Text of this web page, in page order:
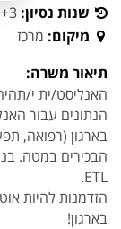
שנות נסיון: 3+
מיקום: מרכז
תיאור משרה:
האנליסט/ית י/
הנתונים עבור
בארגון (רפואה,
הבכירים במטה.
ETL.
הזדמנות להיות
בארגון!